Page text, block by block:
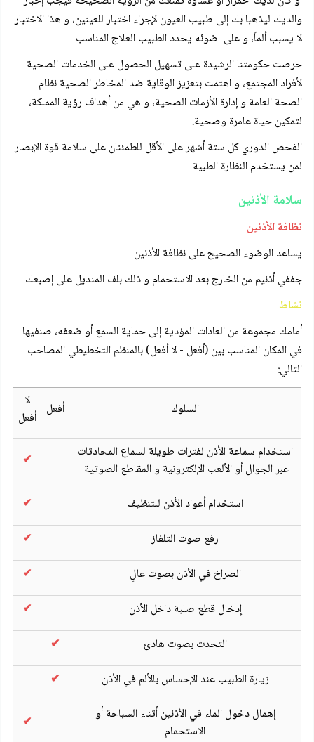
والديك ليذهبا بك إلى طبيب العيون لإجراء اختبار للعينين، و هذا الاختبار
لا يسبب ألماً، و على ضوئه يحدد الطبيب العلاج المناسب
حرصت حكومتنا الرشيدة على تسهيل الحصول على الخدمات الصحية
لأفراد المجتمع، و اهتمت بتعزيز الوقاية ضد المخاطر الصحية نظام
الصحة العامة و إدارة الأزمات الصحية، و هي من أهداف رؤية المملكة،
لتمكين حياة عامرة وصحية.
الفحص الدوري كل ستة أشهر على الأقل للطمئنان على سلامة قوة الإبصار
لمن يستخدم النظارة الطبية
سلامة الأذنين
نظافة الأذنين
يساعد الوضوء الصحيح على نظافة الأذنين
جففي أذنيم من الخارج بعد الاستحمام و ذلك بلف المنديل على إصبعك
نشاط
أمامك مجموعة من العادات المؤدية إلى حماية السمع أو ضعفه، صنفيها
في المكان المناسب بين (أفعل - لا أفعل) بالمنظم التخطيطي المصاحب
التالي:
السلوك أفعل
لا
أفعل
استخدام سماعة الأذن لفترات طويلة لسماع المحادثات
عبر الجوال أو الألعب الإلكترونية و المقاطع الصوتية
✔
استخدام أعواد الأذن للتنظيف
✔
رفع صوت التلفاز
✔
الصراخ في الأذن بصوت عالٍ
✔
إدخال قطع صلبة داخل الأذن
✔
التحدث بصوت هادئ
✔
زيارة الطبيب عند الإحساس بالألم في الأذن
✔
إهمال دخول الماء في الأذنين أثناء السباحة أو
الاستحمام
✔